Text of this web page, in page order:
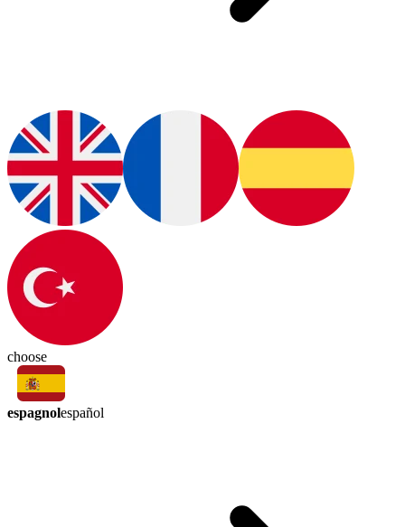
choose
espagnolespañol